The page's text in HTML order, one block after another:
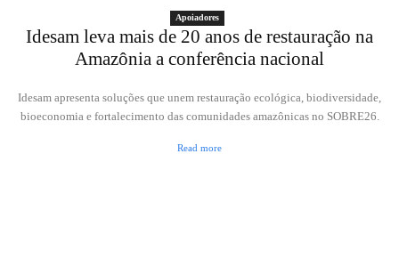
Apoiadores
Idesam leva mais de 20 anos de restauração na
Amazônia a conferência nacional
Idesam apresenta soluções que unem restauração ecológica, biodiversidade,
bioeconomia e fortalecimento das comunidades amazônicas no SOBRE26.
Read more